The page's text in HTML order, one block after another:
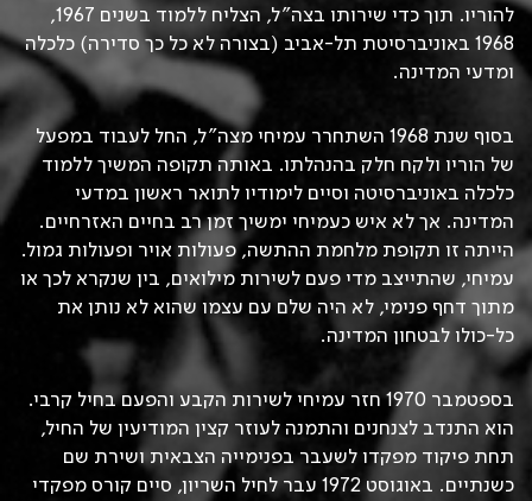
להוריו. תוך כדי שירותו בצה”ל, הצליח ללמוד בשנים 1967,
1968 באוניברסיטת תל-אביב (בצורה לא כל כך סדירה) כלכלה
ומדעי המדינה.
בסוף שנת 1968 השתחרר עמיחי מצה”ל, החל לעבוד במפעל
של הוריו ולקח חלק בהנהלתו. באותה תקופה המשיך ללמוד
כלכלה באוניברסיטה וסיים לימודיו לתואר ראשון במדעי
המדינה. אך לא איש כעמיחי ימשיך זמן רב בחיים האזרחיים.
הייתה זו תקופת מלחמת ההתשה, פעולות אויר ופעולות גמול.
עמיחי, שהתייצב מדי פעם לשירות מילואים, בין שנקרא לכך או
מתוך דחף פנימי, לא היה שלם עם עצמו שהוא לא נותן את
כל-כולו לבטחון המדינה.
בספטמבר 1970 חזר עמיחי לשירות הקבע והפעם בחיל קרבי.
הוא התנדב לצנחנים והתמנה לעוזר קצין המודיעין של החיל,
תחת פיקוד מפקדו לשעבר בפנימייה הצבאית ושירת שם
כשנתיים. באוגוסט 1972 עבר לחיל השריון, סיים קורס מפקדי